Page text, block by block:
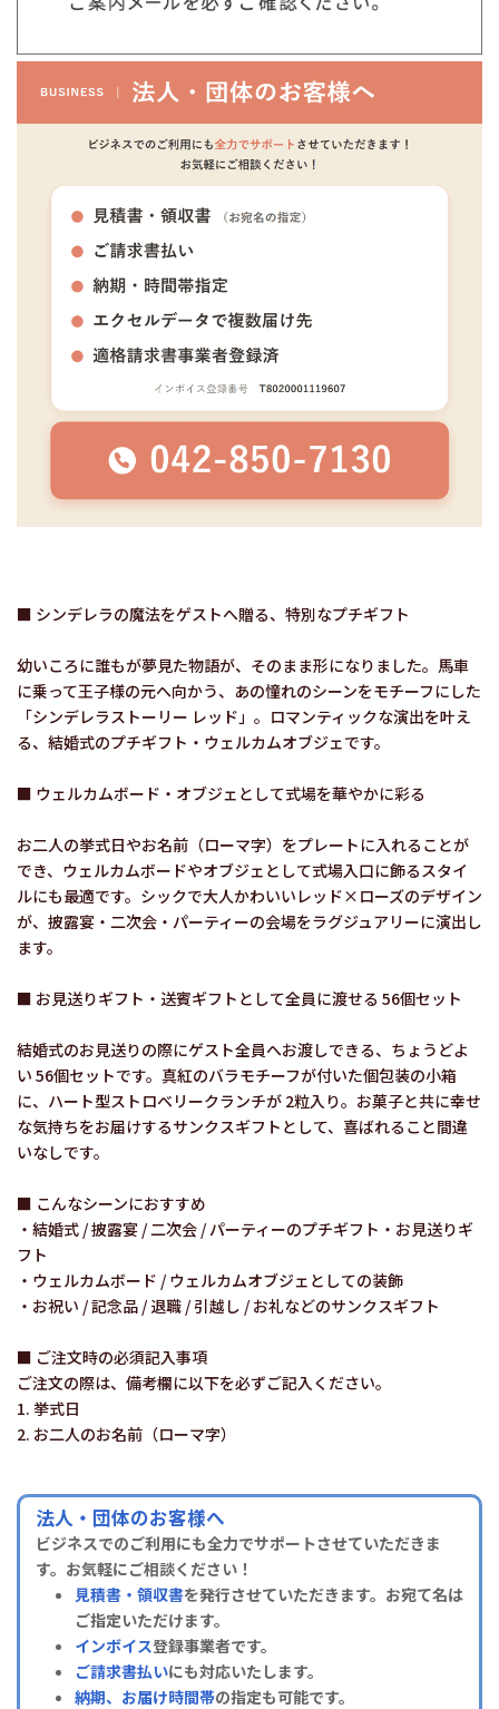
■ シンデレラの魔法をゲストへ贈る、特別なプチギフト
幼いころに誰もが夢見た物語が、そのまま形になりました。馬車
に乗って王子様の元へ向かう、あの憧れのシーンをモチーフにした
「シンデレラストーリー レッド」。ロマンティックな演出を叶え
る、結婚式のプチギフト・ウェルカムオブジェです。
■ ウェルカムボード・オブジェとして式場を華やかに彩る
お二人の挙式日やお名前（ローマ字）をプレートに入れることが
でき、ウェルカムボードやオブジェとして式場入口に飾るスタイ
ルにも最適です。シックで大人かわいいレッド×ローズのデザイン
が、披露宴・二次会・パーティーの会場をラグジュアリーに演出し
ます。
■ お見送りギフト・送賓ギフトとして全員に渡せる 56個セット
結婚式のお見送りの際にゲスト全員へお渡しできる、ちょうどよ
い 56個セットです。真紅のバラモチーフが付いた個包装の小箱
に、ハート型ストロベリークランチが 2粒入り。お菓子と共に幸せ
な気持ちをお届けするサンクスギフトとして、喜ばれること間違
いなしです。
■ こんなシーンにおすすめ
・結婚式 / 披露宴 / 二次会 / パーティーのプチギフト・お見送りギ
フト
・ウェルカムボード / ウェルカムオブジェとしての装飾
・お祝い / 記念品 / 退職 / 引越し / お礼などのサンクスギフト
■ ご注文時の必須記入事項
ご注文の際は、備考欄に以下を必ずご記入ください。
1. 挙式日
2. お二人のお名前（ローマ字）
法人・団体のお客様へ
ビジネスでのご利用にも全力でサポートさせていただきま
す。お気軽にご相談ください！
見積書・領収書を発行させていただきます。お宛て名は
ご指定いただけます。
インボイス登録事業者です。
ご請求書払いにも対応いたします。
納期、お届け時間帯の指定も可能です。